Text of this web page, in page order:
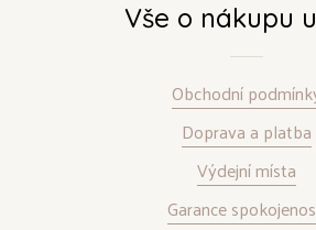
Vše o nákupu
Obchodní
Doprava a platba
Výdejní místa
Garance